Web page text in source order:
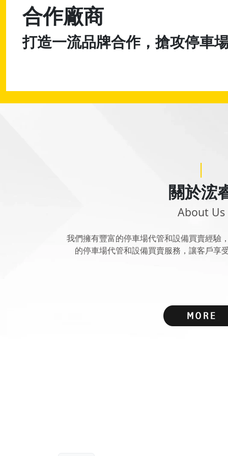
合作廠商
打造一流品牌合作，搶攻停車
|
關於浤
About Us
我們擁有豐富的停車場代管和設備買賣經驗
的停車場代管和設備買賣服務，讓客戶享